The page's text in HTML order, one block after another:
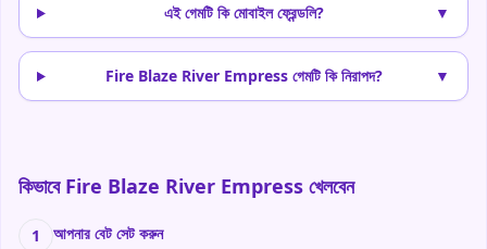
এই গেমটি কি মোবাইল ফ্রেন্ডলি? ▼
Fire Blaze River Empress গেমটি কি নিরাপদ? ▼
কিভাবে Fire Blaze River Empress খেলবেন
1 আপনার বেট সেট করুন